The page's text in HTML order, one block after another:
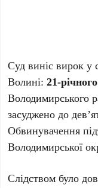
Суд виніс вирок у
Волині:21-
Володимирського
засуджено до
Обвинувачення
Володимирської
Слідством було